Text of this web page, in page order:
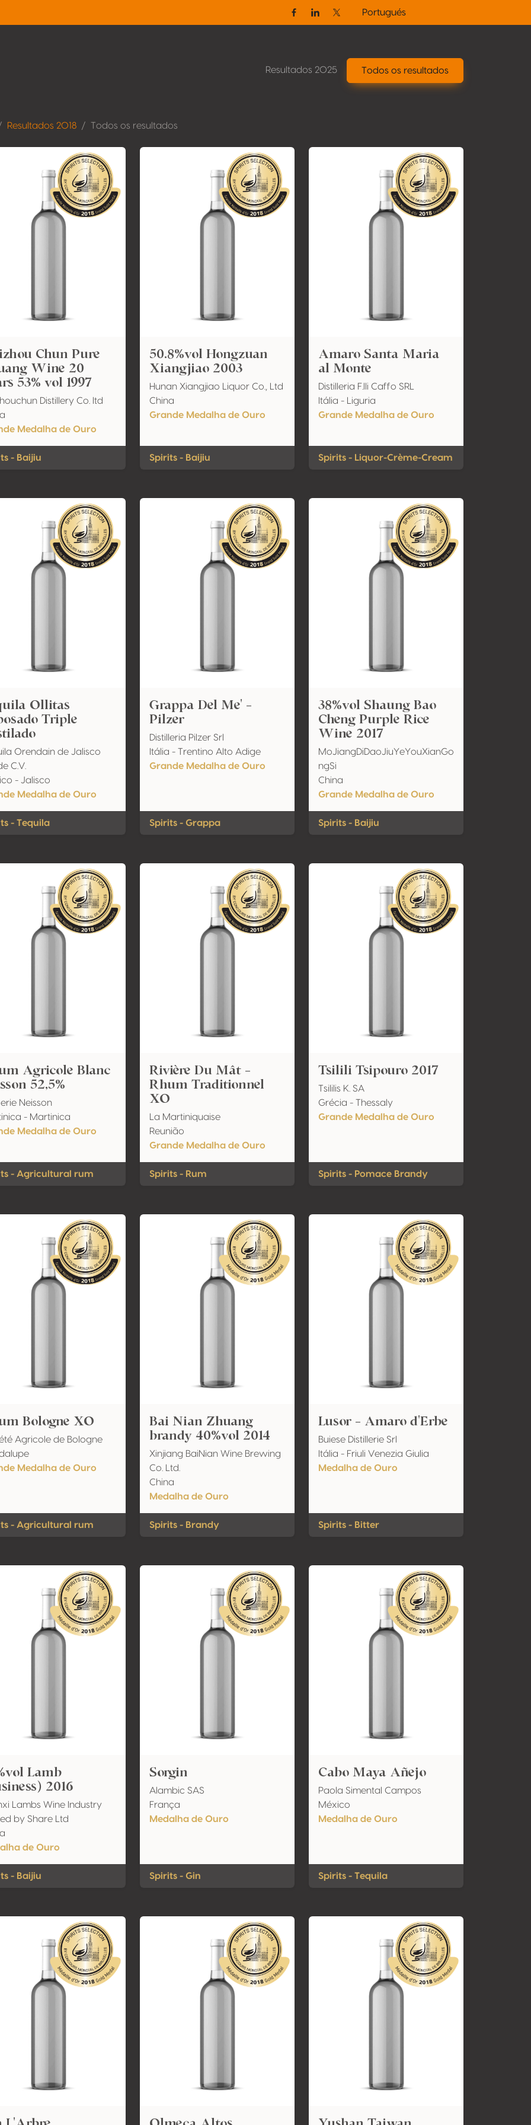
FacebookLinkedinTwitter / X
Portugués
Resultados 2025 Todos os resultados
Resultados 2018 Todos os resultados
Chun Pure
Wine 20
53% vol 1997
Distillery Co. ltd
Medalha de Ouro
- Baijiu
50.8%vol Hongzuan
Xiangjiao 2003
Hunan Xiangjiao Liquor Co., Ltd
China
Grande Medalha de Ouro
Spirits - Baijiu
Amaro Santa Maria
al Monte
Distilleria F.lli Caffo SRL
Itália - Liguria
Grande Medalha de Ouro
Spirits - Liquor-Crème-Cream
Ollitas
Triple
Orendain de Jalisco
C.V.
- Jalisco
Medalha de Ouro
- Tequila
Grappa Del Me' -
Pilzer
Distilleria Pilzer Srl
Itália - Trentino Alto Adige
Grande Medalha de Ouro
Spirits - Grappa
38%vol Shaung Bao
Cheng Purple Rice
Wine 2017
MoJiangDiDaoJiuYeYouXianGo
ngSi
China
Grande Medalha de Ouro
Spirits - Baijiu
Agricole Blanc
52,5%
Neisson
- Martinica
Medalha de Ouro
- Agricultural rum
Rivière Du Mât -
Rhum Traditionnel
XO
La Martiniquaise
Reunião
Grande Medalha de Ouro
Spirits - Rum
Tsilili Tsipouro 2017
Tsililis K. SA
Grécia - Thessaly
Grande Medalha de Ouro
Spirits - Pomace Brandy
Bologne XO
Agricole de Bologne
Medalha de Ouro
- Agricultural rum
Bai Nian Zhuang
brandy 40%vol 2014
Xinjiang BaiNian Wine Brewing
Co. Ltd.
China
Medalha de Ouro
Spirits - Brandy
Lusor - Amaro d'Erbe
Buiese Distillerie Srl
Itália - Friuli Venezia Giulia
Medalha de Ouro
Spirits - Bitter
Lamb
2016
Lambs Wine Industry
by Share Ltd
de Ouro
- Baijiu
Sorgin
Alambic SAS
França
Medalha de Ouro
Spirits - Gin
Cabo Maya Añejo
Paola Simental Campos
México
Medalha de Ouro
Spirits - Tequila